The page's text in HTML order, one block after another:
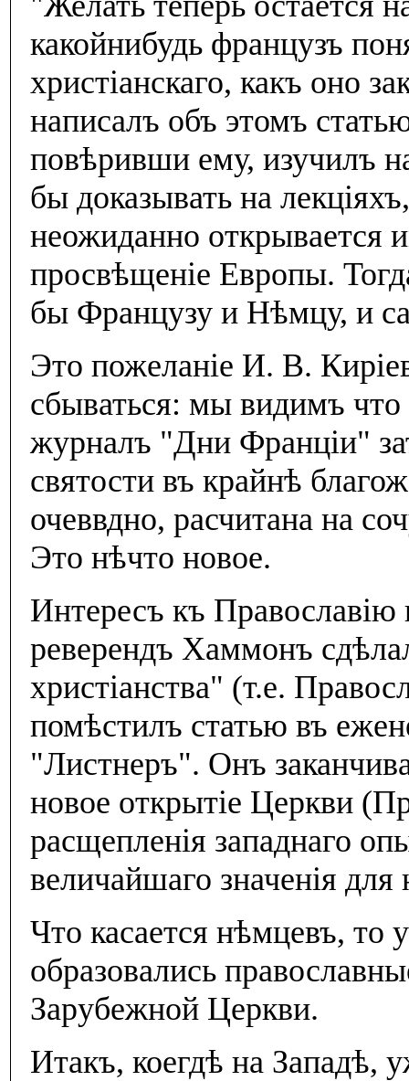
какойнибудь французъ
христiанскаго, какъ оно
написалъ объ этомъ
повѣривши ему, изучилъ
бы доказывать на
неожиданно открывается
просвѣщенiе Европы.
бы Французу и Нѣмцу, и
Это пожеланiе И. В.
сбываться: мы видимъ
журналъ "Дни Францiи"
святости въ крайнѣ
очеввдно, расчитана на
Это нѣчто новое.
Интересъ къ Православiю
реверендъ Хаммонъ
христiанства" (т.е.
помѣстилъ статью въ
"Листнеръ". Онъ
новое открытiе Церкви
расщепленiя западнаго
величайшаго значенiя
Что касается нѣмцевъ, то
образовались
Зарубежной Церкви.
Итакъ, коегдѣ на Западѣ,